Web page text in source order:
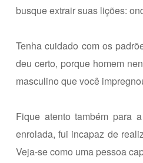
busque extrair suas lições:
Tenha cuidado com os
deu certo, porque homem
masculino que você
Fique atento também para
enrolada, fui incapaz de
Veja-se como uma pessoa